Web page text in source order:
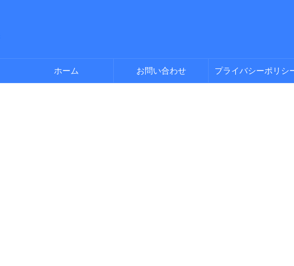
ホーム お問い合わせ プライバシーポリシ